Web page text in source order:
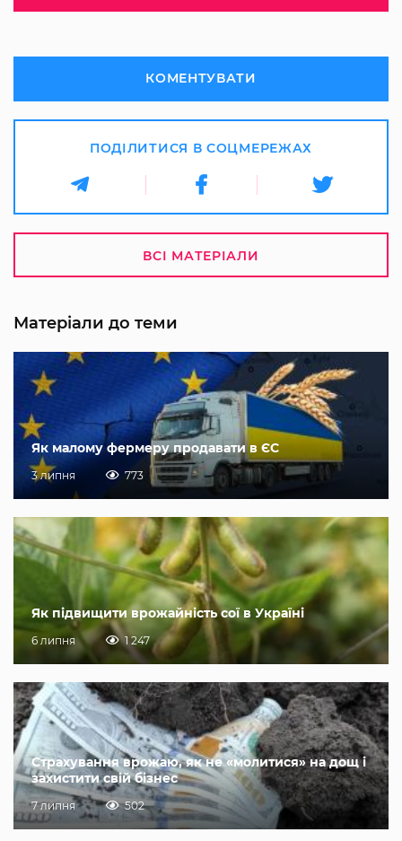
КОМЕНТУВАТИ
ПОДІЛИТИСЯ В СОЦМЕРЕЖАХ
ВСІ МАТЕРІАЛИ
Матеріали до теми
Як малому фермеру продавати в ЄС
3 липня 773
Як підвищити врожайність сої в Україні
6 липня 1 247
Страхування врожаю, як не «молитися» на дощ і
захистити свій бізнес
7 липня 502